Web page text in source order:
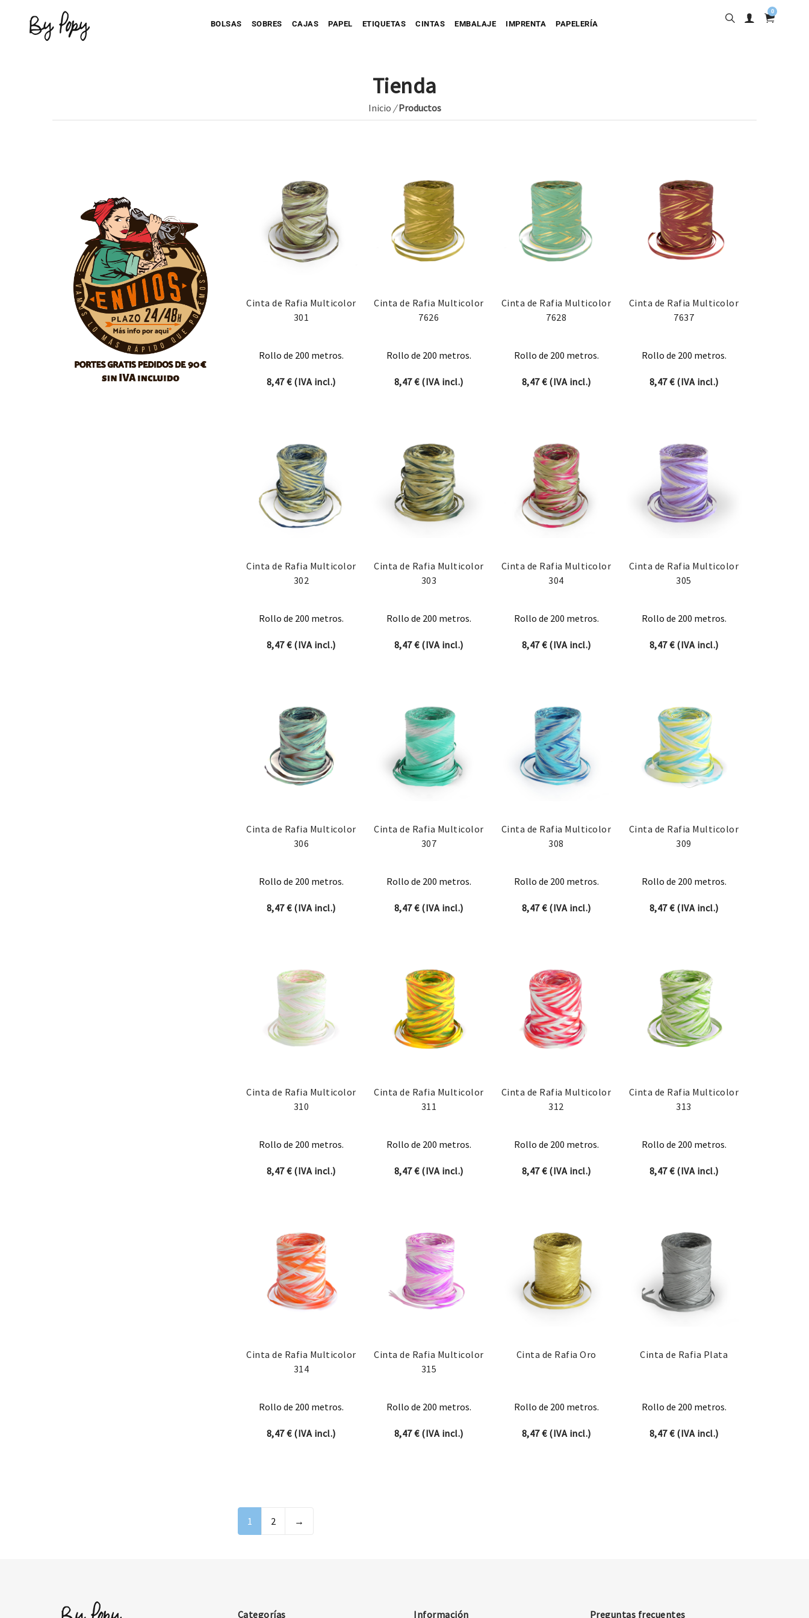
0
BOLSAS
Bolsa de Plástico
SOBRES
Personaliza tu Sobre
CAJAS
Personaliza tu Caja Caja automontable
Caja para Envío impresa
PAPEL
Personaliza tu Papel
ETIQUETAS
Personaliza tu Etiqueta Etiqueta Adhesiva
Etiqueta Colgante
Etiqueta Cartulina
CINTAS EMBALAJE
Personaliza tu Precinto
IMPRENTA PAPELERÍA
Tienda
Inicio /Productos
Cinta de Rafia Multicolor
301
Rollo de 200 metros.
8,47€(IVA incl.)
Cinta de Rafia Multicolor
7626
Rollo de 200 metros.
8,47€(IVA incl.)
Cinta de Rafia Multicolor
7628
Rollo de 200 metros.
8,47€(IVA incl.)
Cinta de Rafia Multicolor
7637
Rollo de 200 metros.
8,47€(IVA incl.)
Cinta de Rafia Multicolor
302
Rollo de 200 metros.
8,47€(IVA incl.)
Cinta de Rafia Multicolor
303
Rollo de 200 metros.
8,47€(IVA incl.)
Cinta de Rafia Multicolor
304
Rollo de 200 metros.
8,47€(IVA incl.)
Cinta de Rafia Multicolor
305
Rollo de 200 metros.
8,47€(IVA incl.)
Cinta de Rafia Multicolor
306
Rollo de 200 metros.
8,47€(IVA incl.)
Cinta de Rafia Multicolor
307
Rollo de 200 metros.
8,47€(IVA incl.)
Cinta de Rafia Multicolor
308
Rollo de 200 metros.
8,47€(IVA incl.)
Cinta de Rafia Multicolor
309
Rollo de 200 metros.
8,47€(IVA incl.)
Cinta de Rafia Multicolor
310
Rollo de 200 metros.
8,47€(IVA incl.)
Cinta de Rafia Multicolor
311
Rollo de 200 metros.
8,47€(IVA incl.)
Cinta de Rafia Multicolor
312
Rollo de 200 metros.
8,47€(IVA incl.)
Cinta de Rafia Multicolor
313
Rollo de 200 metros.
8,47€(IVA incl.)
Cinta de Rafia Multicolor
314
Rollo de 200 metros.
8,47€(IVA incl.)
Cinta de Rafia Multicolor
315
Rollo de 200 metros.
8,47€(IVA incl.)
Cinta de Rafia Oro
Rollo de 200 metros.
8,47€(IVA incl.)
Cinta de Rafia Plata
Rollo de 200 metros.
8,47€(IVA incl.)
1 2 →
Categorías Información Preguntas frecuentes